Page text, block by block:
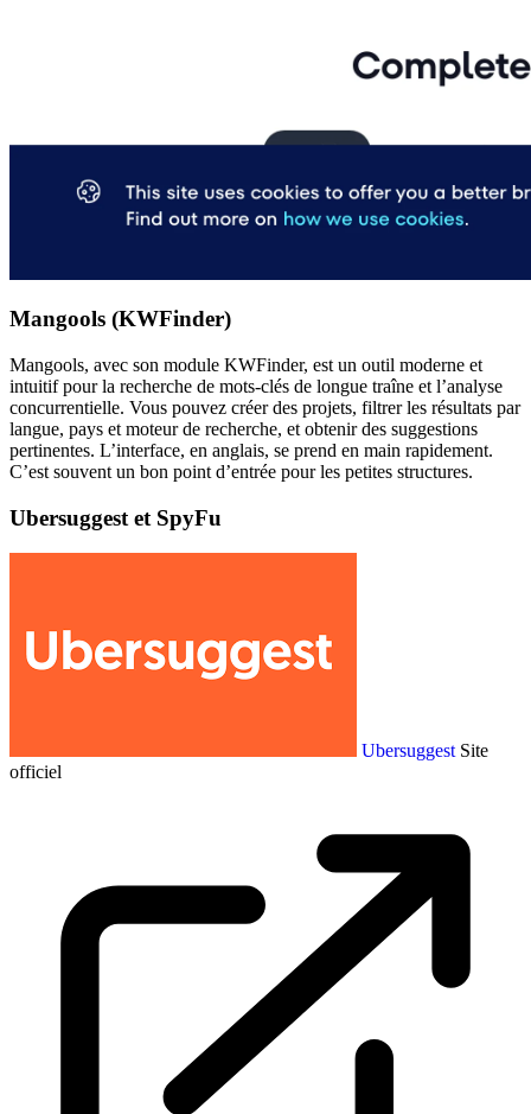
Mangools (KWFinder)
Mangools, avec son module KWFinder, est un outil moderne et
intuitif pour la recherche de mots-clés de longue traîne et l’analyse
concurrentielle. Vous pouvez créer des projets, filtrer les résultats par
langue, pays et moteur de recherche, et obtenir des suggestions
pertinentes. L’interface, en anglais, se prend en main rapidement.
C’est souvent un bon point d’entrée pour les petites structures.
Ubersuggest et SpyFu
Ubersuggest Site
officiel